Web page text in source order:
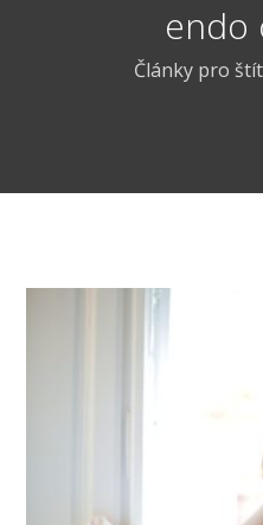
endo
Články pro